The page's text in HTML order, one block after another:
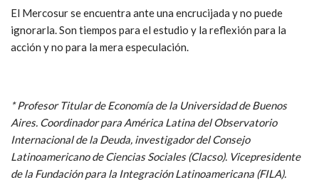
El Mercosur se encuentra ante una encrucijada y no puede
ignorarla. Son tiempos para el estudio y la reflexión para la
acción y no para la mera especulación.
* Profesor Titular de Economía de la Universidad de Buenos
Aires. Coordinador para América Latina del Observatorio
Internacional de la Deuda, investigador del Consejo
Latinoamericano de Ciencias Sociales (Clacso). Vicepresidente
de la Fundación para la Integración Latinoamericana (FILA).